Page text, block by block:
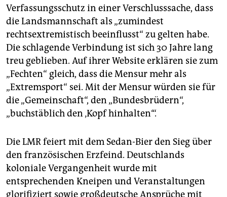
Verfassungsschutz in einer Verschlusssache, dass
die Landsmannschaft als „zumindest
rechtsextremistisch beeinflusst“ zu gelten habe.
Die schlagende Verbindung ist sich 30 Jahre lang
treu geblieben. Auf ihrer Website erklären sie zum
„Fechten“ gleich, dass die Mensur mehr als
„Extremsport“ sei. Mit der Mensur würden sie für
die „Gemeinschaft“, den „Bundesbrüdern“,
„buchstäblich den ‚Kopf hinhalten‘“.
Die LMR feiert mit dem Sedan-Bier den Sieg über
den französischen Erzfeind. Deutschlands
koloniale Vergangenheit wurde mit
entsprechenden Kneipen und Veranstaltungen
glorifiziert sowie großdeutsche Ansprüche mit